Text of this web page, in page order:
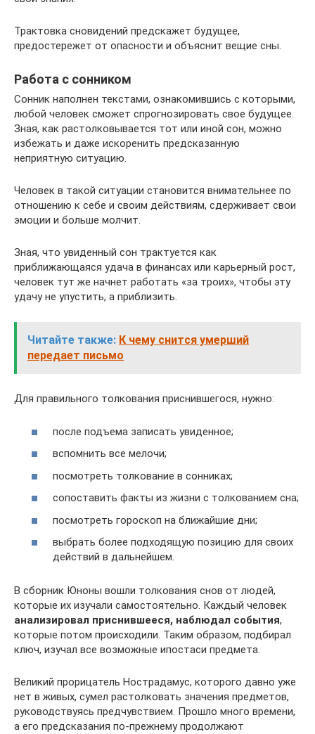
Трактовка сновидений предскажет будущее,
предостережет от опасности и объяснит вещие сны.
Работа с сонником
Сонник наполнен текстами, ознакомившись с которыми,
любой человек сможет спрогнозировать свое будущее.
Зная, как растолковывается тот или иной сон, можно
избежать и даже искоренить предсказанную
неприятную ситуацию.
Человек в такой ситуации становится внимательнее по
отношению к себе и своим действиям, сдерживает свои
эмоции и больше молчит.
Зная, что увиденный сон трактуется как
приближающаяся удача в финансах или карьерный рост,
человек тут же начнет работать «за троих», чтобы эту
удачу не упустить, а приблизить.
Читайте также: К чему снится умерший
передает письмо
Для правильного толкования приснившегося, нужно:
после подъема записать увиденное;
вспомнить все мелочи;
посмотреть толкование в сонниках;
сопоставить факты из жизни с толкованием сна;
посмотреть гороскоп на ближайшие дни;
выбрать более подходящую позицию для своих
действий в дальнейшем.
В сборник Юноны вошли толкования снов от людей,
которые их изучали самостоятельно. Каждый человек
анализировал приснившееся, наблюдал события,
которые потом происходили. Таким образом, подбирал
ключ, изучал все возможные ипостаси предмета.
Великий прорицатель Нострадамус, которого давно уже
нет в живых, сумел растолковать значения предметов,
руководствуясь предчувствием. Прошло много времени,
а его предсказания по-прежнему продолжают